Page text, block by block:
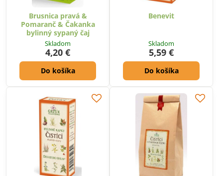
Brusnica pravá &
Pomaranč & Čakanka
bylinný sypaný čaj
Skladom
4,20 €
Do košíka
Benevit
Skladom
5,59 €
Do košíka